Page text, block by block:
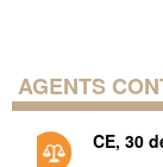
AGENTS
CE, 30